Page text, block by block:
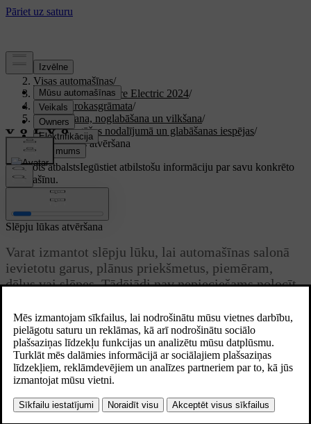
Atbalsts
Visas automašīnas/
XC40 Recharge Pure Electric 2024/
Lietotāja rokasgrāmata/
Uzglabāšana, noglabāšana un vilkšana/
Vieta bagāžas nodalījumā un glabāšanas iespējas/
Slēpju lūkas atvēršana
Pielāgots atbalstsIegūstiet atbilstošu informāciju par savu konkrēto
automašīnu.
Pierakstīties
Atjaunināts 02.07.2025
Slēpju lūkas atvēršana
Varat izmantot slēpju lūku, lai automašīnas salonā
ievietotu garus, plānus priekšmetus, piemēram,
dēļus vai slēpes. Tādējādi nav nepieciešams nolocīt
Slēpju lūka atrodas aizmugurējo sēdekļu vidū. Tai var piekļūt caur
bagāžas nodalījumu vai pasažieru salonu.